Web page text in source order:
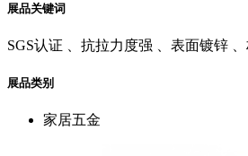
展品关键词
SGS认证 、抗拉力度强 、表面镀锌
展品类别
家居五金